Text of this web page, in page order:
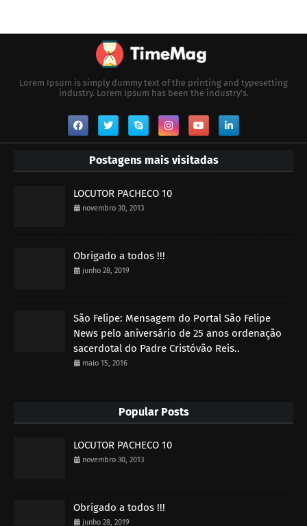
Lorem Ipsum is simply dummy text of the printing and typesetting
industry. Lorem Ipsum has been the industry's.
Postagens mais visitadas
LOCUTOR PACHECO 10
novembro 30, 2013
Obrigado a todos !!!
junho 28, 2019
São Felipe: Mensagem do Portal São Felipe
News pelo aniversário de 25 anos ordenação
sacerdotal do Padre Cristóvão Reis..
maio 15, 2016
Popular Posts
LOCUTOR PACHECO 10
novembro 30, 2013
Obrigado a todos !!!
junho 28, 2019